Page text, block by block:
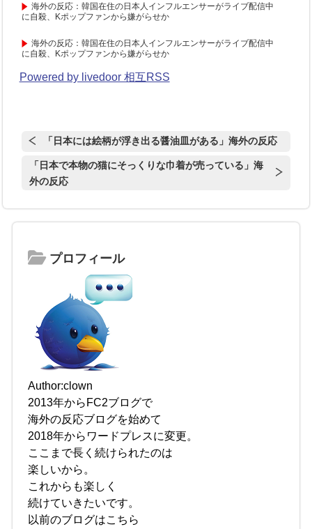
海外の反応：韓国在住の日本人インフルエンサーがライブ配信中
に自殺、Kポップファンから嫌がらせか
海外の反応：韓国在住の日本人インフルエンサーがライブ配信中
に自殺、Kポップファンから嫌がらせか
Powered by livedoor 相互RSS
「日本には絵柄が浮き出る醤油皿がある」海外の反応
「日本で本物の猫にそっくりな巾着が売っている」海
外の反応
プロフィール
Author:clown
2013年からFC2ブログで
海外の反応ブログを始めて
2018年からワードプレスに変更。
ここまで長く続けられたのは
楽しいから。
これからも楽しく
続けていきたいです。
以前のブログはこちら